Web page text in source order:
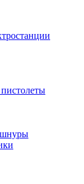
шнуры